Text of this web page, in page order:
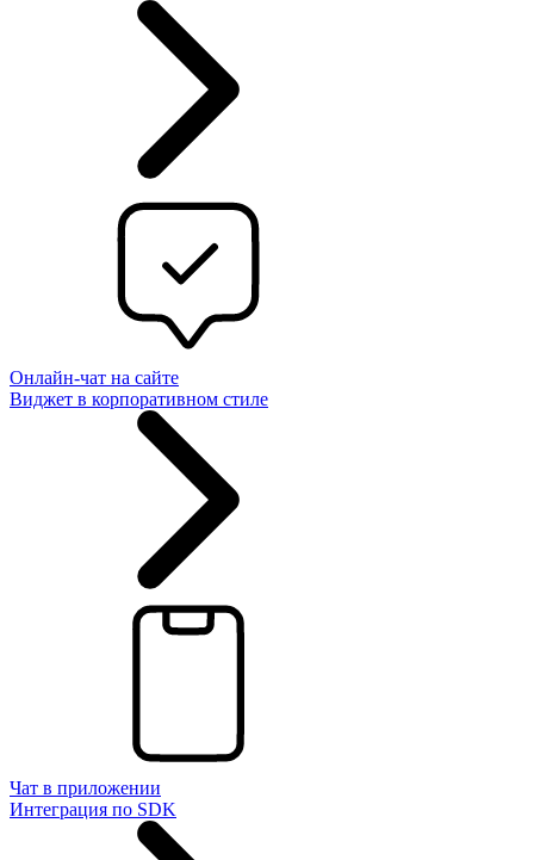
Онлайн-чат на сайте
Виджет в корпоративном стиле
Чат в приложении
Интеграция по SDK